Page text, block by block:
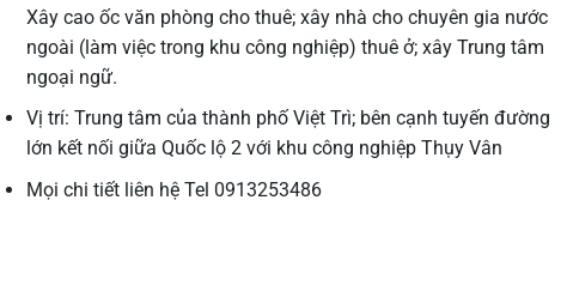
Xây cao ốc văn phòng cho thuê; xây nhà cho chuyên gia nước
ngoài (làm việc trong khu công nghiệp) thuê ở; xây Trung tâm
ngoại ngữ.
Vị trí: Trung tâm của thành phố Việt Trì; bên cạnh tuyến đường
lớn kết nối giữa Quốc lộ 2 với khu công nghiệp Thụy Vân
Mọi chi tiết liên hệ Tel 0913253486